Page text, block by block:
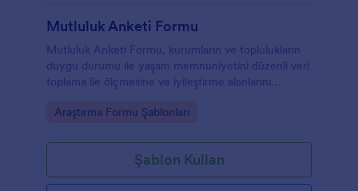
Mutluluk Anketi Formu
Mutluluk Anketi Formu, kurumların ve toplulukların
duygu durumu ile yaşam memnuniyetini düzenli veri
toplama ile ölçmesine ve iyileştirme alanlarını
Go to Category:
Araştırma Formu Şablonları
Şablon Kullan